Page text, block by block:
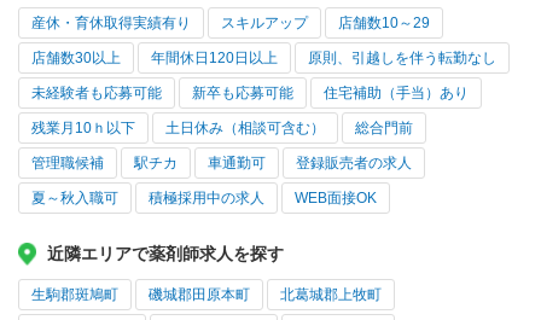
産休・育休取得実績有り スキルアップ 店舗数10～29
店舗数30以上 年間休日120日以上 原則、引越しを伴う転勤なし
未経験者も応募可能 新卒も応募可能 住宅補助（手当）あり
残業月10ｈ以下 土日休み（相談可含む） 総合門前
管理職候補 駅チカ 車通勤可 登録販売者の求人
夏～秋入職可 積極採用中の求人 WEB面接OK
近隣エリアで薬剤師求人を探す
生駒郡斑鳩町 磯城郡田原本町 北葛城郡上牧町